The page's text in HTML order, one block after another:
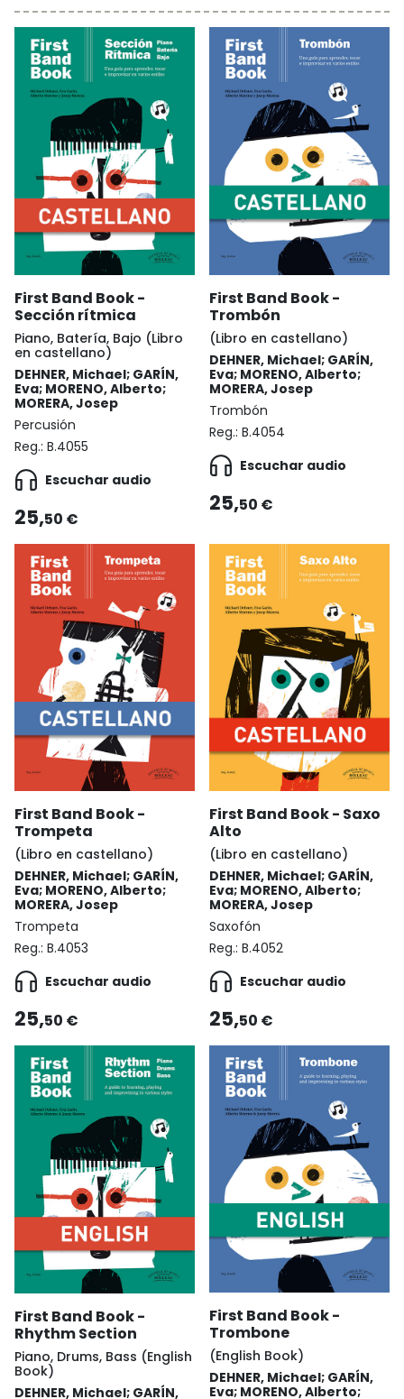
First Band Book -
Sección rítmica
Piano, Batería, Bajo (Libro
en castellano)
DEHNER, Michael; GARÍN,
Eva; MORENO, Alberto;
MORERA, Josep
Percusión
Reg.: B.4055
Escuchar audio
25,50 €
First Band Book -
Trombón
(Libro en castellano)
DEHNER, Michael; GARÍN,
Eva; MORENO, Alberto;
MORERA, Josep
Trombón
Reg.: B.4054
Escuchar audio
25,50 €
First Band Book -
Trompeta
(Libro en castellano)
DEHNER, Michael; GARÍN,
Eva; MORENO, Alberto;
MORERA, Josep
Trompeta
Reg.: B.4053
Escuchar audio
25,50 €
First Band Book - Saxo
Alto
(Libro en castellano)
DEHNER, Michael; GARÍN,
Eva; MORENO, Alberto;
MORERA, Josep
Saxofón
Reg.: B.4052
Escuchar audio
25,50 €
First Band Book -
Rhythm Section
Piano, Drums, Bass (English
Book)
DEHNER, Michael; GARÍN,
First Band Book -
Trombone
(English Book)
DEHNER, Michael; GARÍN,
Eva; MORENO, Alberto;